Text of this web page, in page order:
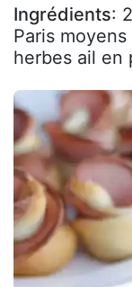
Ingrédients:
Paris
herbes ail en